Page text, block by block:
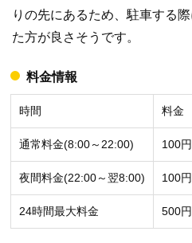
りの先にあるため、駐車する
た方が良さそうです。
料金情報
時間 料金
通常料金(8:00～22:00) 100
夜間料金(22:00～翌8:00) 100
24時間最大料金 500円